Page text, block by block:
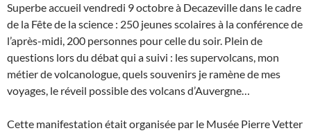
Superbe accueil vendredi 9 octobre à Decazeville dans le cadre
de la Fête de la science : 250 jeunes scolaires à la conférence de
l’après-midi, 200 personnes pour celle du soir. Plein de
questions lors du débat qui a suivi : les supervolcans, mon
métier de volcanologue, quels souvenirs je ramène de mes
voyages, le réveil possible des volcans d’Auvergne…
Cette manifestation était organisée par le Musée Pierre Vetter